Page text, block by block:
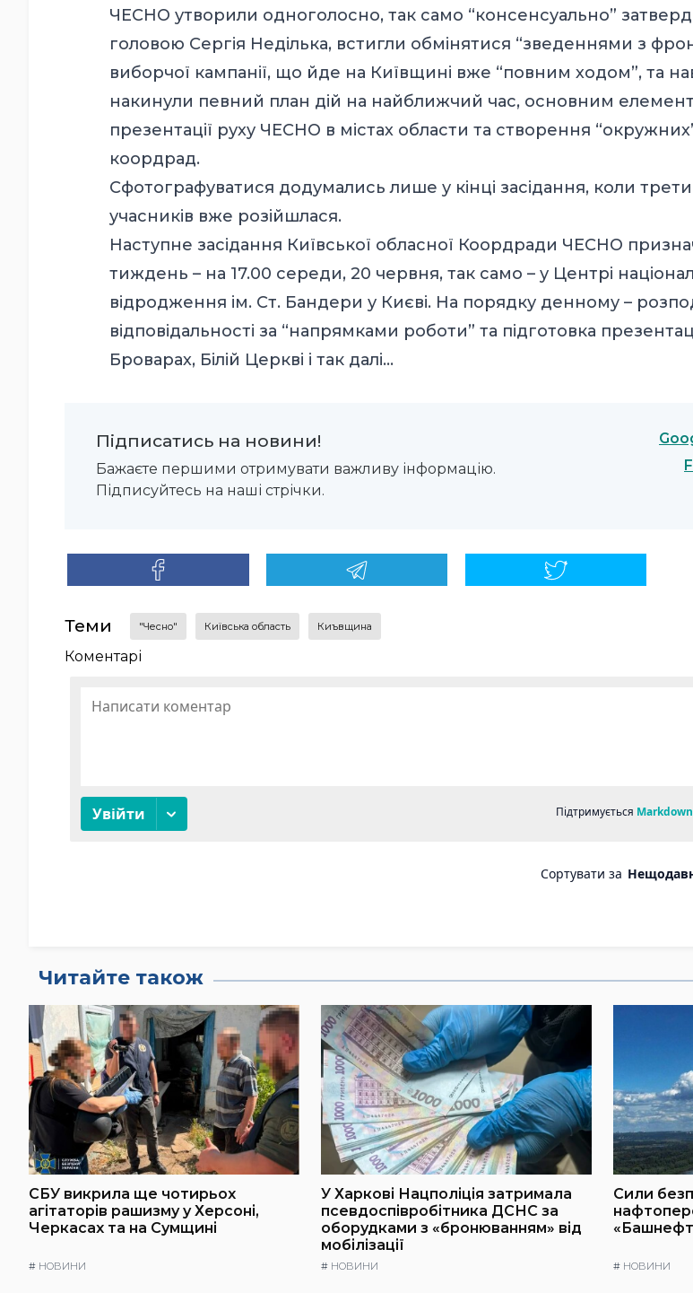
ЧЕСНО утворили одноголосно, так само “консенсуально”
головою Сергія Неділька, встигли обмінятися “зведеннями з
виборчої кампанії, що йде на Київщині вже “повним ходом”, та
накинули певний план дій на найближчий час, основним
презентації руху ЧЕСНО в містах области та створення
коордрад.
Сфотографуватися додумались лише у кінці засідання, коли
учасників вже розійшлася.
Наступне засідання Київської обласної Коордради ЧЕСНО
тиждень – на 17.00 середи, 20 червня, так само – у Центрі
відродження ім. Ст. Бандери у Києві. На порядку денному –
відповідальності за “напрямками роботи” та підготовка
Броварах, Білій Церкві і так далі…
Підписатись на новини!
Бажаєте першими отримувати важливу інформацію.
Підписуйтесь на наші стрічки.
Теми "Чесно" Київська область Киъвщина
Коментарі
Читайте також
СБУ викрила ще чотирьох
агітаторів рашизму у Херсоні,
Черкасах та на Сумщині
# НОВИНИ
У Харкові Нацполіція затримала
псевдоспівробітника ДСНС за
оборудками з «бронюванням» від
мобілізації
# НОВИНИ
Сили
# НОВИНИ